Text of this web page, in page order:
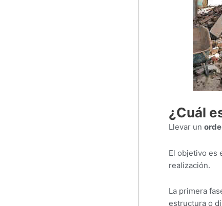
¿Cuál
Llevar un
El objetivo es
realización.
La primera
estructura o